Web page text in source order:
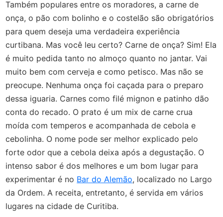
Também populares entre os moradores, a carne de
onça, o pão com bolinho e o costelão são obrigatórios
para quem deseja uma verdadeira experiência
curtibana. Mas você leu certo? Carne de onça? Sim! Ela
é muito pedida tanto no almoço quanto no jantar. Vai
muito bem com cerveja e como petisco. Mas não se
preocupe. Nenhuma onça foi caçada para o preparo
dessa iguaria. Carnes como filé mignon e patinho dão
conta do recado. O prato é um mix de carne crua
moída com temperos e acompanhada de cebola e
cebolinha. O nome pode ser melhor explicado pelo
forte odor que a cebola deixa após a degustação. O
intenso sabor é dos melhores e um bom lugar para
experimentar é no Bar do Alemão, localizado no Largo
da Ordem. A receita, entretanto, é servida em vários
lugares na cidade de Curitiba.